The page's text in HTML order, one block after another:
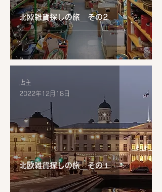
北欧雑貨探しの旅＿その2
北欧雑貨探しの旅＿その１
店主
2022年12月18日